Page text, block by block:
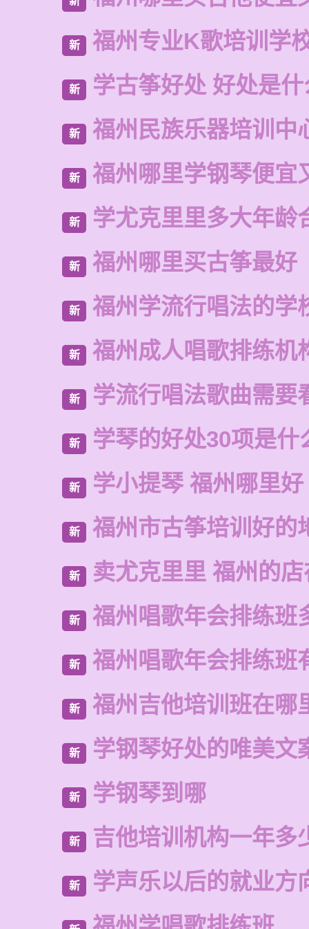
新 福州专业K歌培训学
新 学古筝好处 好处是什
新 福州民族乐器培训中
新 福州哪里学钢琴便宜
新 学尤克里里多大年龄
新 福州哪里买古筝最好
新 福州学流行唱法的学
新 福州成人唱歌排练机
新 学流行唱法歌曲需要
新 学琴的好处30项是什
新 学小提琴 福州哪里好
新 福州市古筝培训好的
新 卖尤克里里 福州的
新 福州唱歌年会排练班
新 福州唱歌年会排练班
新 福州吉他培训班在哪
新 学钢琴好处的唯美文
新 学钢琴到哪
新 吉他培训机构一年多
新 学声乐以后的就业方